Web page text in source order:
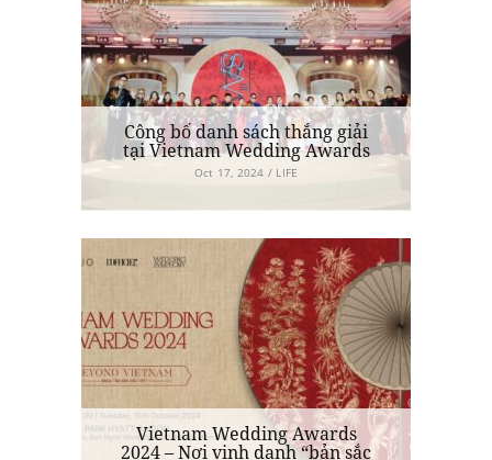
Công bố danh sách thắng giải
tại Vietnam Wedding Awards
2024
Oct 17, 2024 / LIFE
Vietnam Wedding Awards
2024 – Nơi vinh danh “bản sắc